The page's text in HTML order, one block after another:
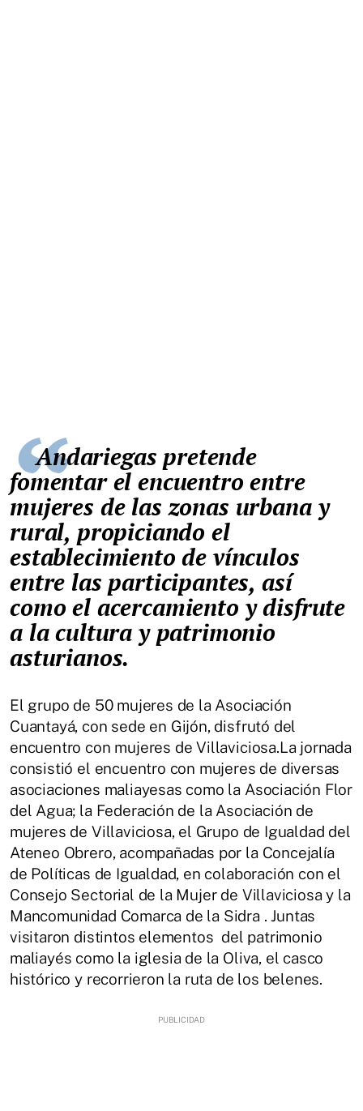
Andariegas pretende
fomentar el encuentro entre
mujeres de las zonas urbana y
rural, propiciando el
establecimiento de vínculos
entre las participantes, así
como el acercamiento y disfrute
a la cultura y patrimonio
asturianos.
El grupo de 50 mujeres de la Asociación
Cuantayá, con sede en Gijón, disfrutó del
encuentro con mujeres de Villaviciosa.La jornada
consistió el encuentro con mujeres de diversas
asociaciones maliayesas como la Asociación Flor
del Agua; la Federación de la Asociación de
mujeres de Villaviciosa, el Grupo de Igualdad del
Ateneo Obrero, acompañadas por la Concejalía
de Políticas de Igualdad, en colaboración con el
Consejo Sectorial de la Mujer de Villaviciosa y la
Mancomunidad Comarca de la Sidra . Juntas
visitaron distintos elementos del patrimonio
maliayés como la iglesia de la Oliva, el casco
histórico y recorrieron la ruta de los belenes.